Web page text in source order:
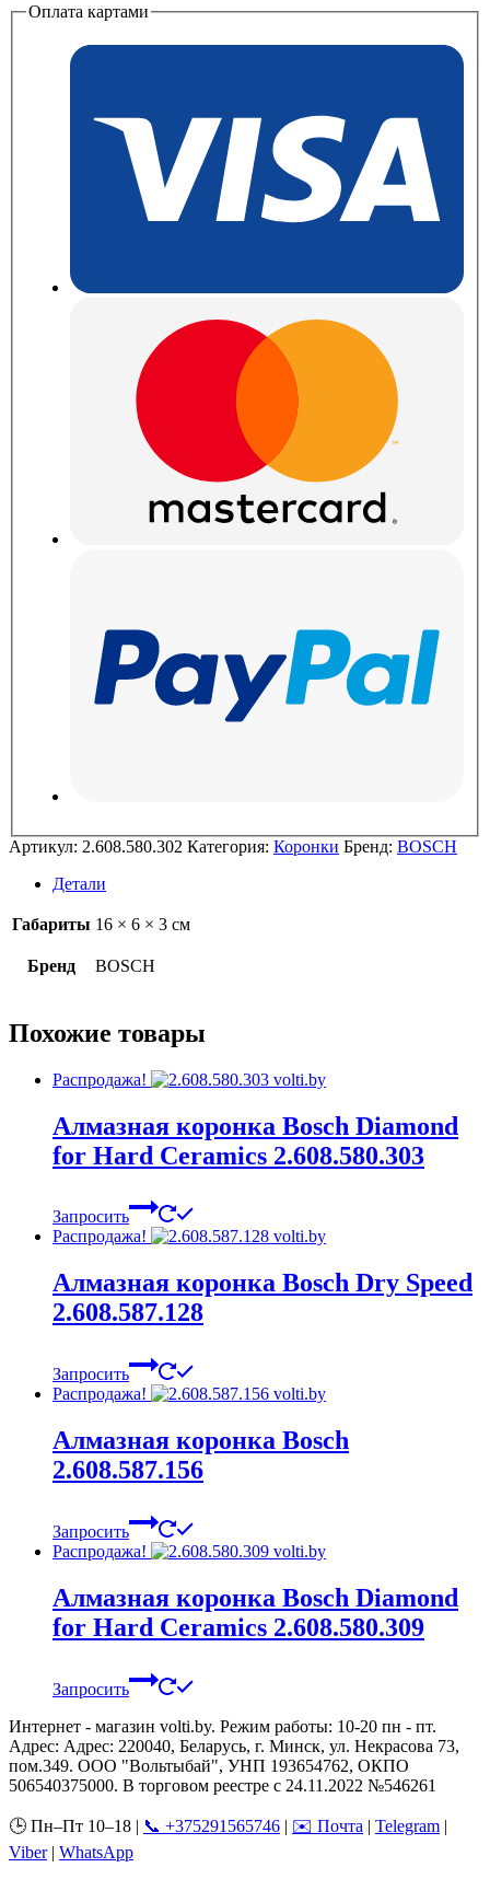
Оплата картами
Артикул: 2.608.580.302 Категория: Коронки Бренд: BOSCH
Детали
Габариты 16 × 6 × 3 см
Бренд BOSCH
Похожие товары
Распродажа!
Алмазная коронка Bosch Diamond
for Hard Ceramics 2.608.580.303
Запросить
Распродажа!
Алмазная коронка Bosch Dry Speed
2.608.587.128
Запросить
Распродажа!
Алмазная коронка Bosch
2.608.587.156
Запросить
Распродажа!
Алмазная коронка Bosch Diamond
for Hard Ceramics 2.608.580.309
Запросить
Интернет - магазин volti.by. Режим работы: 10-20 пн - пт.
Адрес: Адрес: 220040, Беларусь, г. Минск, ул. Некрасова 73,
пом.349. ООО "Вольтыбай", УНП 193654762, ОКПО
506540375000. В торговом реестре с 24.11.2022 №546261
🕒 Пн–Пт 10–18 | 📞 +375291565746 | ✉️ Почта | Telegram |
Viber| WhatsApp